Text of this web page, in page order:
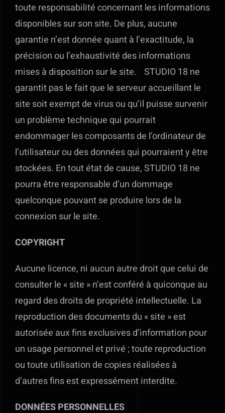
toute responsabilité concernant les informations
disponibles sur son site. De plus, aucune
garantie n’est donnée quant à l’exactitude, la
précision ou l’exhaustivité des informations
mises à disposition sur le site. STUDIO 18 ne
garantit pas le fait que le serveur accueillant le
site soit exempt de virus ou qu’il puisse survenir
un problème technique qui pourrait
endommager les composants de l’ordinateur de
l’utilisateur ou des données qui pourraient y être
stockées. En tout état de cause, STUDIO 18 ne
pourra être responsable d’un dommage
quelconque pouvant se produire lors de la
connexion sur le site.
COPYRIGHT
Aucune licence, ni aucun autre droit que celui de
consulter le « site » n’est conféré à quiconque au
regard des droits de propriété intellectuelle. La
reproduction des documents du « site » est
autorisée aux fins exclusives d’information pour
un usage personnel et privé ; toute reproduction
ou toute utilisation de copies réalisées à
d’autres fins est expressément interdite.
DONNÉES PERSONNELLES